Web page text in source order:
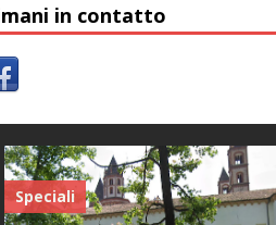
Arnolfo
in contatto
Speciali